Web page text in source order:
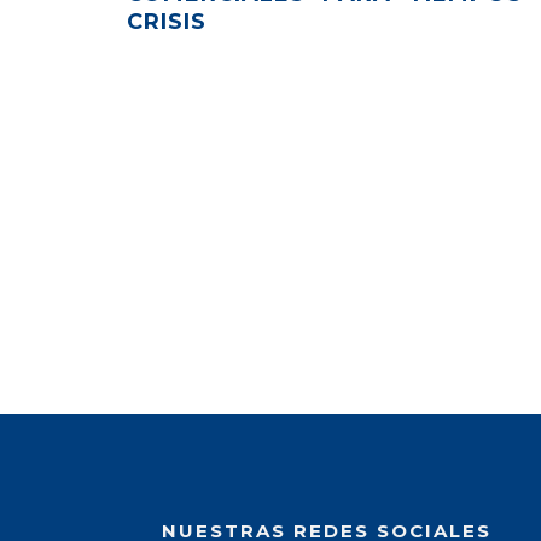
CRISIS
NUESTRAS REDES SOCIALES